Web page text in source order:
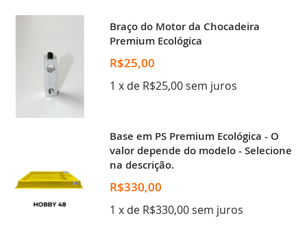
Braço do Motor da Chocadeira
Premium Ecológica
R$25,00
1 x de R$25,00 sem juros
Base em PS Premium Ecológica - O
valor depende do modelo - Selecione
na descrição.
R$330,00
1 x de R$330,00 sem juros